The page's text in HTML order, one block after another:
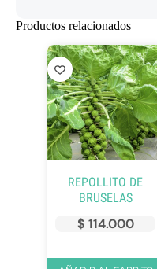
Productos relacionados
REPOLLITO DE
BRUSELAS
$ 114.000